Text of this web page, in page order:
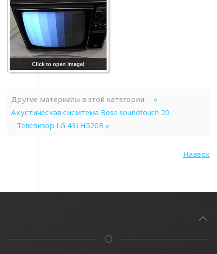
Click to open image!
Другие материалы в этой категории:
«
Акустическая сисмтема Bose soundtouch 20
Телевизор LG 43LH520B »
Наверх